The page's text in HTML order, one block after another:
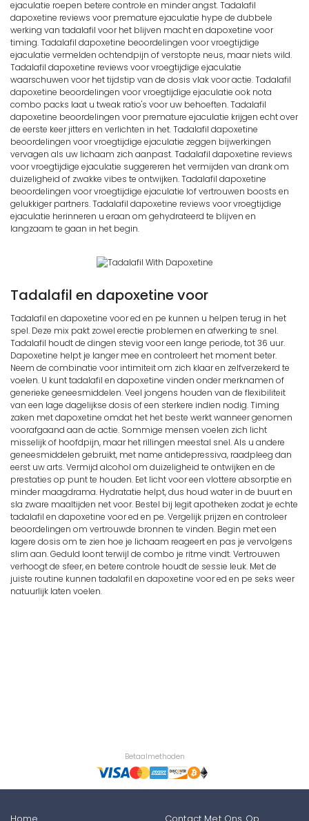
ejaculatie roepen betere controle en minder angst. Tadalafil
dapoxetine reviews voor premature ejaculatie hype de dubbele
werking van tadalafil voor het blijven macht en dapoxetine voor
timing. Tadalafil dapoxetine beoordelingen voor vroegtijdige
ejaculatie vermelden ochtendpijn of verstopte neus, maar niets wild.
Tadalafil dapoxetine reviews voor vroegtijdige ejaculatie
waarschuwen voor het tijdstip van de dosis vlak voor actie. Tadalafil
dapoxetine beoordelingen voor vroegtijdige ejaculatie ook nota
combo packs laat u tweak ratio's voor uw behoeften. Tadalafil
dapoxetine beoordelingen voor premature ejaculatie krijgen echt over
de eerste keer jitters en verlichten in het. Tadalafil dapoxetine
beoordelingen voor vroegtijdige ejaculatie zeggen bijwerkingen
vervagen als uw lichaam zich aanpast. Tadalafil dapoxetine reviews
voor vroegtijdige ejaculatie suggereren het vermijden van drank om
duizeligheid of zwakke vibes te ontwijken. Tadalafil dapoxetine
beoordelingen voor vroegtijdige ejaculatie lof vertrouwen boosts en
gelukkiger partners. Tadalafil dapoxetine reviews voor vroegtijdige
ejaculatie herinneren u eraan om gehydrateerd te blijven en
langzaam te gaan in het begin.
Tadalafil en dapoxetine voor
Tadalafil en dapoxetine voor ed en pe kunnen u helpen terug in het
spel. Deze mix pakt zowel erectie problemen en afwerking te snel.
Tadalafil houdt de dingen stevig voor een lange periode, tot 36 uur.
Dapoxetine helpt je langer mee en controleert het moment beter.
Neem de combinatie voor intimiteit om zich klaar en zelfverzekerd te
voelen. U kunt tadalafil en dapoxetine vinden onder merknamen of
generieke geneesmiddelen. Veel jongens houden van de flexibiliteit
van een lage dagelijkse dosis of een sterkere indien nodig. Timing
zaken met dapoxetine omdat het het beste werkt wanneer genomen
voorafgaand aan de actie. Sommige mensen voelen zich licht
misselijk of hoofdpijn, maar het rillingen meestal snel. Als u andere
geneesmiddelen gebruikt, met name antidepressiva, raadpleeg dan
eerst uw arts. Vermijd alcohol om duizeligheid te ontwijken en de
prestaties op punt te houden. Eet licht voor een vlottere absorptie en
minder maagdrama. Hydratatie helpt, dus houd water in de buurt en
sla zware maaltijden net voor. Bestel bij legit apotheken zodat je echte
tadalafil en dapoxetine voor ed en pe. Vergelijk prijzen en controleer
beoordelingen om vertrouwde bronnen te vinden. Begin met een
lagere dosis om te zien hoe je lichaam reageert en pas je vervolgens
slim aan. Geduld loont terwijl de combo je ritme vindt. Vertrouwen
verhoogt de sfeer, en betere controle houdt de sessie leuk. Met de
juiste routine kunnen tadalafil en dapoxetine voor ed en pe seks weer
natuurlijk laten voelen.
Betaalmethoden